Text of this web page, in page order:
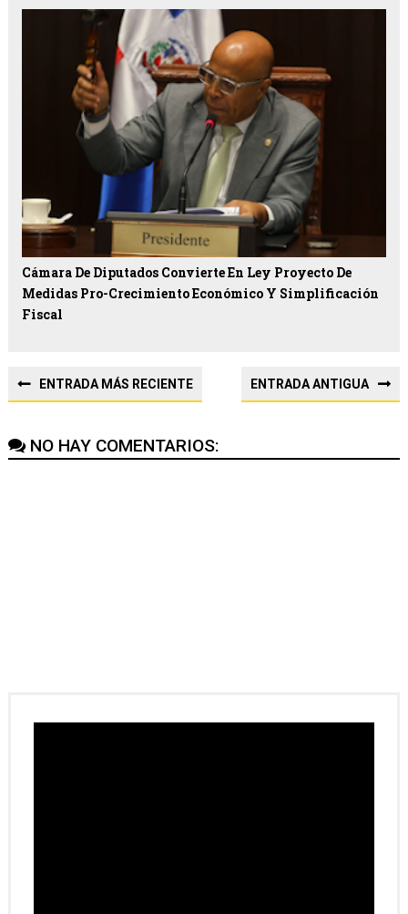
Cámara De Diputados Convierte En Ley Proyecto De
Medidas Pro-Crecimiento Económico Y Simplificación
Fiscal
ENTRADA MÁS RECIENTE ENTRADA ANTIGUA
NO HAY COMENTARIOS: